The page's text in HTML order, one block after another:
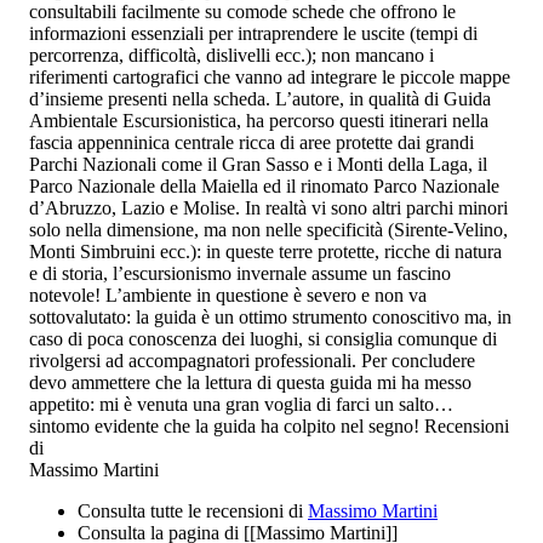
consultabili facilmente su comode schede che offrono le
informazioni essenziali per intraprendere le uscite (tempi di
percorrenza, difficoltà, dislivelli ecc.); non mancano i
riferimenti cartografici che vanno ad integrare le piccole mappe
d’insieme presenti nella scheda. L’autore, in qualità di Guida
Ambientale Escursionistica, ha percorso questi itinerari nella
fascia appenninica centrale ricca di aree protette dai grandi
Parchi Nazionali come il Gran Sasso e i Monti della Laga, il
Parco Nazionale della Maiella ed il rinomato Parco Nazionale
d’Abruzzo, Lazio e Molise. In realtà vi sono altri parchi minori
solo nella dimensione, ma non nelle specificità (Sirente-Velino,
Monti Simbruini ecc.): in queste terre protette, ricche di natura
e di storia, l’escursionismo invernale assume un fascino
notevole! L’ambiente in questione è severo e non va
sottovalutato: la guida è un ottimo strumento conoscitivo ma, in
caso di poca conoscenza dei luoghi, si consiglia comunque di
rivolgersi ad accompagnatori professionali. Per concludere
devo ammettere che la lettura di questa guida mi ha messo
appetito: mi è venuta una gran voglia di farci un salto…
sintomo evidente che la guida ha colpito nel segno! Recensioni
di
Massimo Martini
Consulta tutte le recensioni di Massimo Martini
Consulta la pagina di [[Massimo Martini]]